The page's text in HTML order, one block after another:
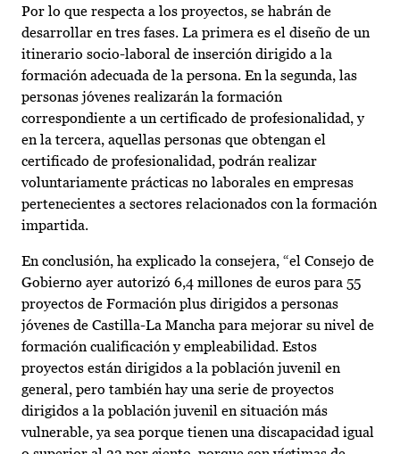
Por lo que respecta a los proyectos, se habrán de
desarrollar en tres fases. La primera es el diseño de un
itinerario socio-laboral de inserción dirigido a la
formación adecuada de la persona. En la segunda, las
personas jóvenes realizarán la formación
correspondiente a un certificado de profesionalidad, y
en la tercera, aquellas personas que obtengan el
certificado de profesionalidad, podrán realizar
voluntariamente prácticas no laborales en empresas
pertenecientes a sectores relacionados con la formación
impartida.
En conclusión, ha explicado la consejera, “el Consejo de
Gobierno ayer autorizó 6,4 millones de euros para 55
proyectos de Formación plus dirigidos a personas
jóvenes de Castilla-La Mancha para mejorar su nivel de
formación cualificación y empleabilidad. Estos
proyectos están dirigidos a la población juvenil en
general, pero también hay una serie de proyectos
dirigidos a la población juvenil en situación más
vulnerable, ya sea porque tienen una discapacidad igual